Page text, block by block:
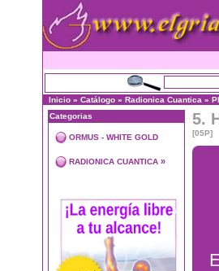
Inicio » Catálogo » Radionica Cuantica »
Categorias
ORMUS - WHITE GOLD
RADIONICA CUANTICA »
5.
[05P]